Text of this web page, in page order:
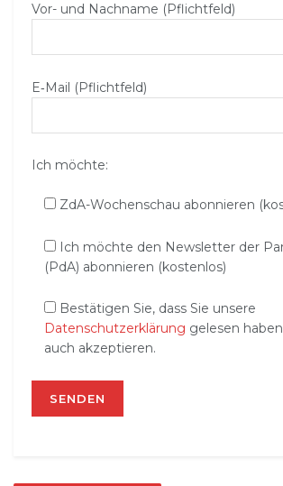
Vor- und Nachname (Pflichtfeld)
E‑Mail (Pflichtfeld)
Ich möchte:
ZdA-Wochenschau abonnieren
Ich möchte den Newsletter der
(PdA) abonnieren (kostenlos)
Bestätigen Sie, dass Sie unsere
Datenschutzerklärung gelesen
auch akzeptieren.